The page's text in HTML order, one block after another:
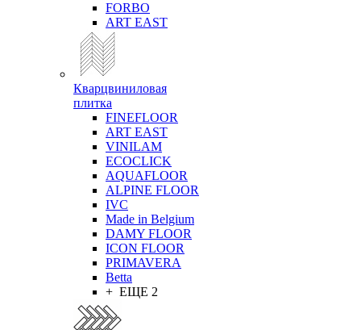
FORBO
ART EAST
Кварцвиниловая
плитка
FINEFLOOR
ART EAST
VINILAM
ECOCLICK
AQUAFLOOR
ALPINE FLOOR
IVC
Made in Belgium
DAMY FLOOR
ICON FLOOR
PRIMAVERA
Betta
+ ЕЩЕ 2